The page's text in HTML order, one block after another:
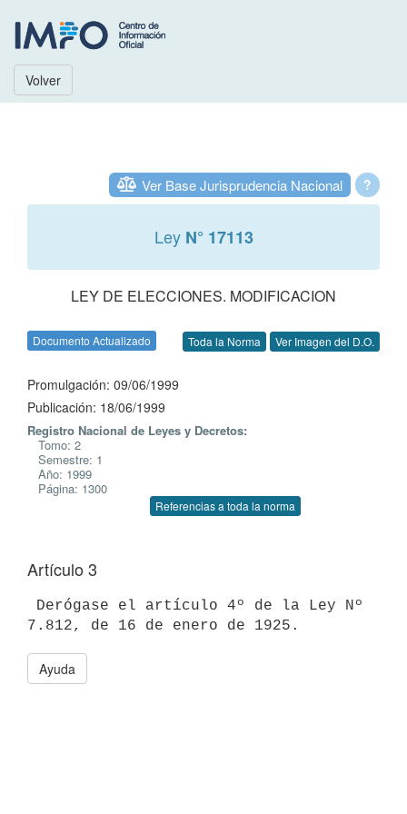
Volver
?
Ver Base Jurisprudencia Nacional
Ley N° 17113
LEY DE ELECCIONES. MODIFICACION
Documento Actualizado Toda la Norma Ver Imagen del D.O.
Promulgación: 09/06/1999
Publicación: 18/06/1999
Registro Nacional de Leyes y Decretos:
Tomo: 2
Semestre: 1
Año: 1999
Página: 1300
Referencias a toda la norma
Artículo 3
Ayuda